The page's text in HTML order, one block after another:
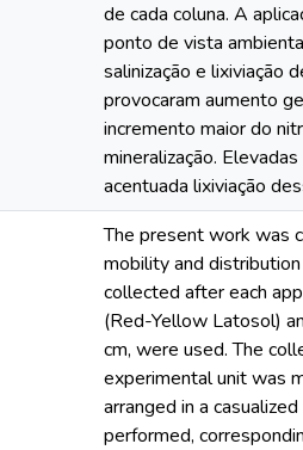
de cada coluna. A
ponto de vista
salinização e lixiviação
provocaram aumento
incremento maior do
mineralização.
acentuada lixiviação
The present work was
mobility and
collected after each
(Red-Yellow Latosol)
cm, were used. The
experimental unit was
arranged in a
performed,